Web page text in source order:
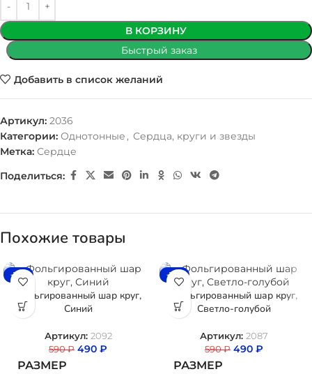
В КОРЗИНУ
Быстрый заказ
Добавить в список желаний
Артикул: 2036
Категории: Однотонные , Сердца, круги и звезды
Метка: Сердце
Поделиться:
Похожие товары
-17%
Фольгированный шар круг,
Синий
Артикул: 2092
590₽ 490 ₽
РАЗМЕР
-17%
Фольгированный шар круг,
Светло-голубой
Артикул: 2087
590₽ 490 ₽
РАЗМЕР